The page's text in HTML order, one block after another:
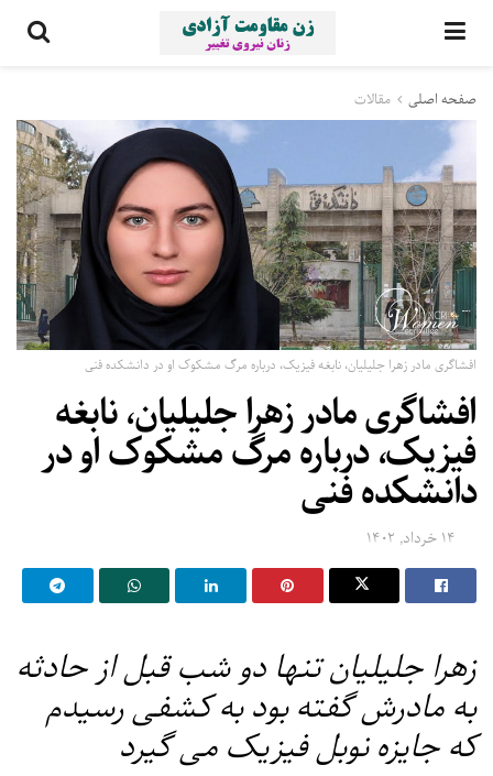
صفحه اصلی مقالات
افشاگری مادر زهرا جلیلیان، نابغه فیزیک، درباره مرگ مشکوک او در دانشکده فنی
افشاگری مادر زهرا جلیلیان، نابغه
فیزیک، درباره مرگ مشکوک او در
دانشکده فنی
۱۴ خرداد, ۱۴۰۲
زهرا جلیلیان تنها دو شب قبل از حادثه
به مادرش گفته بود به کشفی رسیدم
که جایزه نوبل فیزیک می گیرد